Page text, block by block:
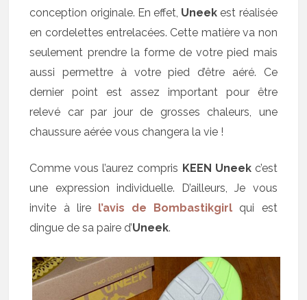
conception originale. En effet, Uneek est réalisée
en cordelettes entrelacées. Cette matière va non
seulement prendre la forme de votre pied mais
aussi permettre à votre pied d’être aéré. Ce
dernier point est assez important pour être
relevé car par jour de grosses chaleurs, une
chaussure aérée vous changera la vie !
Comme vous l’aurez compris KEEN Uneekc’est
une expression individuelle. D’ailleurs, Je vous
invite à lire l’avis de Bombastikgirl qui est
dingue de sa paire d’Uneek.